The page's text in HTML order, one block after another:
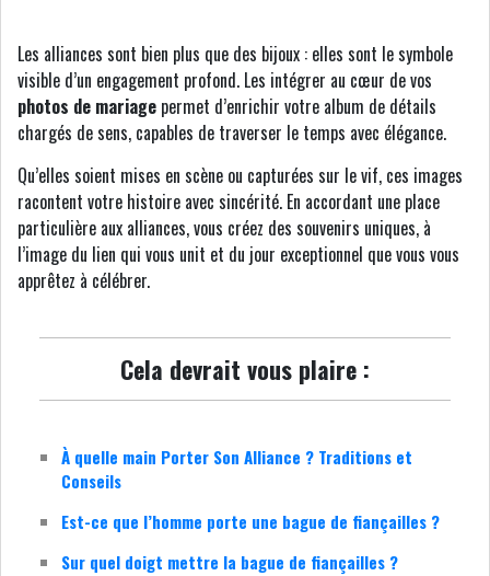
Les alliances sont bien plus que des bijoux : elles sont le symbole
visible d’un engagement profond. Les intégrer au cœur de vos
photos de mariage permet d’enrichir votre album de détails
chargés de sens, capables de traverser le temps avec élégance.
Qu’elles soient mises en scène ou capturées sur le vif, ces images
racontent votre histoire avec sincérité. En accordant une place
particulière aux alliances, vous créez des souvenirs uniques, à
l’image du lien qui vous unit et du jour exceptionnel que vous vous
apprêtez à célébrer.
Cela devrait vous plaire :
À quelle main Porter Son Alliance ? Traditions et
Conseils
Est-ce que l’homme porte une bague de fiançailles ?
Sur quel doigt mettre la bague de fiançailles ?